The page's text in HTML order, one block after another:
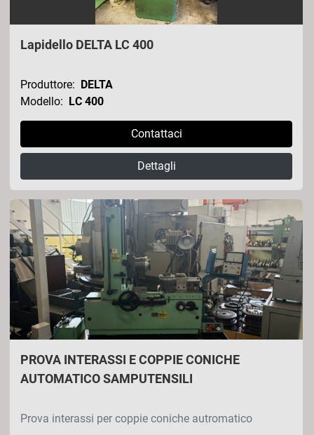
Lapidello DELTA LC 400
Produttore: DELTA
Modello: LC 400
Contattaci
Dettagli
PROVA INTERASSI E COPPIE CONICHE
AUTOMATICO SAMPUTENSILI
Prova interassi per coppie coniche autromatico